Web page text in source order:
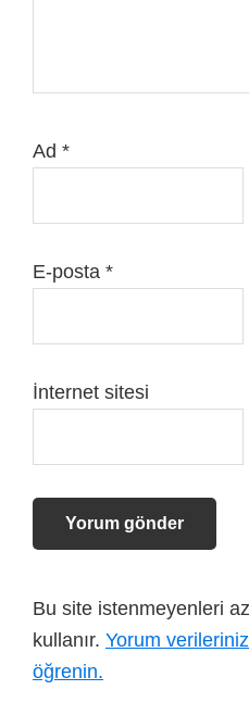
Ad *
E-posta *
İnternet sitesi
Bu site istenmeyenleri
kullanır. Yorum
öğrenin.